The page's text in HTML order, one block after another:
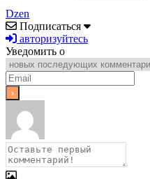
Dzen
Подписаться
авторизуйтесь
Уведомить о